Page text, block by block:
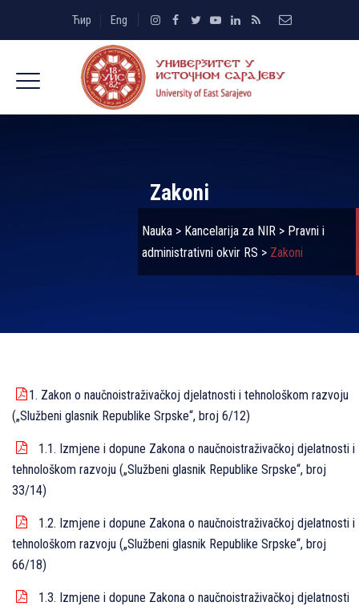
Ћир Eng
Zakoni
Nauka > Kancelarija za NIR > Pravni i
administrativni okvir RS > Zakoni
1. Zakon o naučnoistraživačkoj djelatnosti i tehnološkom razvoju
(„Službeni glasnik Republike Srpske“, broj 6/12)
1.1. Izmjene i dopune Zakona o naučnoistraživačkoj djelatnosti i
tehnološkom razvoju („Službeni glasnik Republike Srpske“, broj
33/14)
1.2. Izmjene i dopune Zakona o naučnoistraživačkoj djelatnosti i
tehnološkom razvoju („Službeni glasnik Republike Srpske“, broj
66/18)
1.3. Izmjene i dopune Zakona o naučnoistraživačkoj djelatnosti